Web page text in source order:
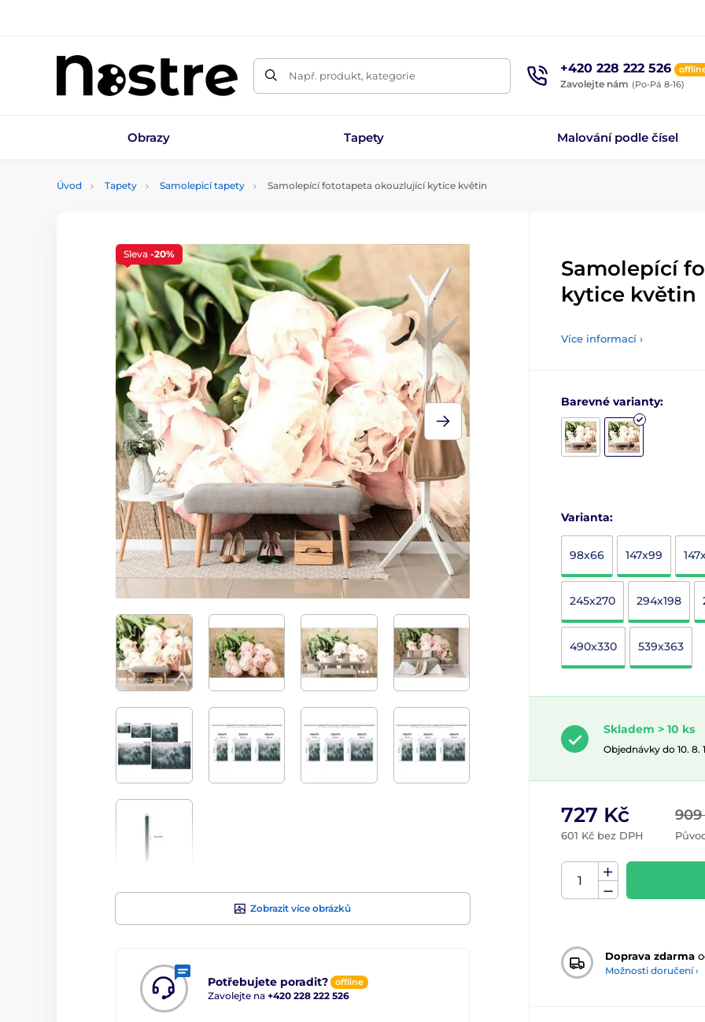
Např. produkt, kategorie +420 228 222 526
Zavolejte nám (Po-Pá 8-16)
Obrazy Tapety Malování podle čísel
Úvod Tapety Samolepicí tapety Samolepící fototapeta okouzlující kytice květin
Zobrazit více obrázků
Potřebujete poradit? offline
Zavolejte na +420 228 222 526
Sleva -20%
Samolepící
kytice květin
Více informací ›
Barevné varianty:
Varianta:
98x66 147x99
245x270 294x198
490x330 539x363
Skladem > 10 ks
Objednávky do 10. 8.
909
727 Kč
601 Kč bez DPH
Doprava zdarma
Možnosti doručení ›